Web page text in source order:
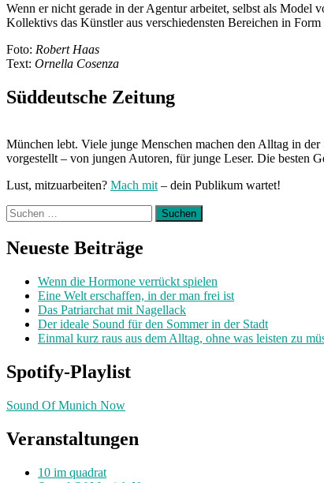
Wenn er nicht gerade in der Agentur arbeitet, selbst als Model
Kollektivs das Künstler aus verschiedensten Bereichen in
Foto: Robert Haas
Text: Ornella Cosenza
Süddeutsche Zeitung
München lebt. Viele junge Menschen machen den Alltag in
vorgestellt – von jungen Autoren, für junge Leser. Die besten
Lust, mitzuarbeiten? Mach mit– dein Publikum wartet!
Suchen
nach:
Neueste Beiträge
Wenn die Hormone verrückt spielen
Eine Welt erschaffen, in der man frei ist
Das Patriarchat mit Nagellack
Der ideale Sound für den Sommer in der Stadt
Einmal kurz raus aus dem Alltag, ohne was leisten zu
Spotify-Playlist
Sound Of Munich Now
Veranstaltungen
10 im quadrat